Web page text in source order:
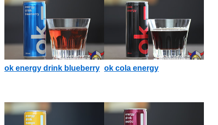
ok energy drink blueberry ok cola energy